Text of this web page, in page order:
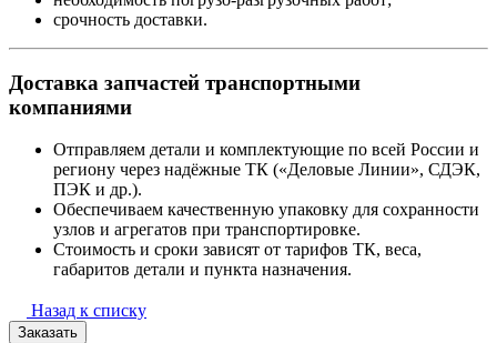
срочность доставки.
Доставка запчастей транспортными
компаниями
Отправляем детали и комплектующие по всей России и
региону через надёжные ТК («Деловые Линии», СДЭК,
ПЭК и др.).
Обеспечиваем качественную упаковку для сохранности
узлов и агрегатов при транспортировке.
Стоимость и сроки зависят от тарифов ТК, веса,
габаритов детали и пункта назначения.
Назад к списку
Заказать